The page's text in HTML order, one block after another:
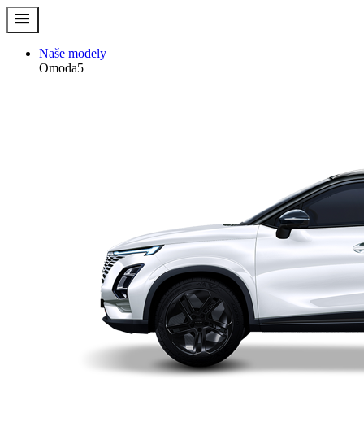
menu
Naše modely
Omoda5